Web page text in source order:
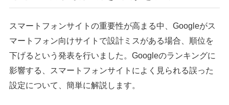
スマートフォンサイトの重要性が高まる中、Googleがス
マートフォン向けサイトで設計ミスがある場合、順位を
下げるという発表を行いました。Googleのランキングに
影響する、スマートフォンサイトによく見られる誤った
設定について、簡単に解説します。